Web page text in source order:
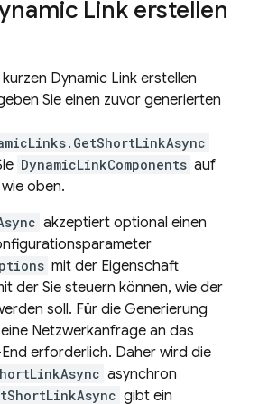
Link erstellen
Dynamic Link erstellen
Sie einen zuvor generierten
DynamicLinkComponents auf
oben.
akzeptiert optional einen
mit der Eigenschaft
der Sie steuern können, wie der
soll. Für die Generierung
Netzwerkanfrage an das
erforderlich. Daher wird die
asynchron
gibt ein